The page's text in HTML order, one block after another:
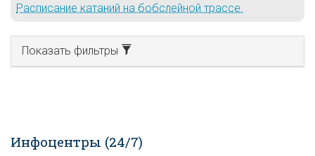
Расписание катаний на бобслейной трассе.
Показать фильтры
Инфоцентры (24/7)